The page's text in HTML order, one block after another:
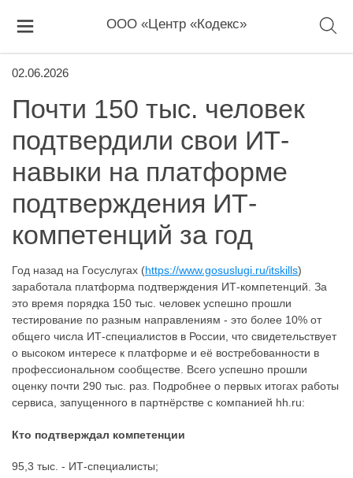
ООО «Центр «Кодекс»
02.06.2026
Почти 150 тыс. человек
подтвердили свои ИТ-
навыки на платформе
подтверждения ИТ-
компетенций за год
Год назад на Госуслугах (https://www.gosuslugi.ru/itskills)
заработала платформа подтверждения ИТ-компетенций. За
это время порядка 150 тыс. человек успешно прошли
тестирование по разным направлениям - это более 10% от
общего числа ИТ-специалистов в России, что свидетельствует
о высоком интересе к платформе и её востребованности в
профессиональном сообществе. Всего успешно прошли
оценку почти 290 тыс. раз. Подробнее о первых итогах работы
сервиса, запущенного в партнёрстве с компанией hh.ru:
Кто подтверждал компетенции
95,3 тыс. - ИТ-специалисты;